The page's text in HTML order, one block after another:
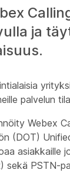
ja
palvelun
Webex
(DOT)
asiakkaille
sekä PSTN-